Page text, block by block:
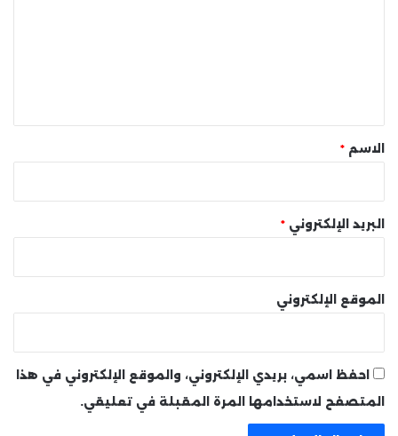
* الاسم *
البريد الإلكتروني *
الموقع الإلكتروني
احفظ اسمي، بريدي الإلكتروني، والموقع الإلكتروني في هذا
المتصفح لاستخدامها المرة المقبلة في تعليقي.